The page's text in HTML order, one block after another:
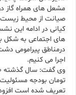
مشعل های همراه گاز
صیانت از محیط زیست
کیانی در ادامه این
های اجتماعی به شکل
درمناطق پیرامومی
اجرا می کنیم.
تومان بودجه مسئولیت